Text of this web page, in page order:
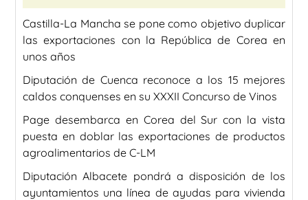
Castilla-La Mancha se pone como objetivo duplicar
las exportaciones con la República de Corea en
unos años
Diputación de Cuenca reconoce a los 15 mejores
caldos conquenses en su XXXII Concurso de Vinos
Page desembarca en Corea del Sur con la vista
puesta en doblar las exportaciones de productos
agroalimentarios de C-LM
Diputación Albacete pondrá a disposición de los
ayuntamientos una línea de ayudas para vivienda